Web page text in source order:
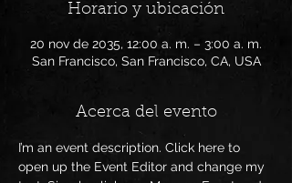
Horario y ubicación
20 nov de 2035, 12:00 a. m. – 3:00 a. m.
San Francisco, San Francisco, CA, USA
Acerca del evento
I’m an event description. Click here to
open up the Event Editor and change my